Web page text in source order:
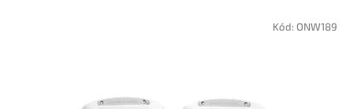
Kód: ONW189